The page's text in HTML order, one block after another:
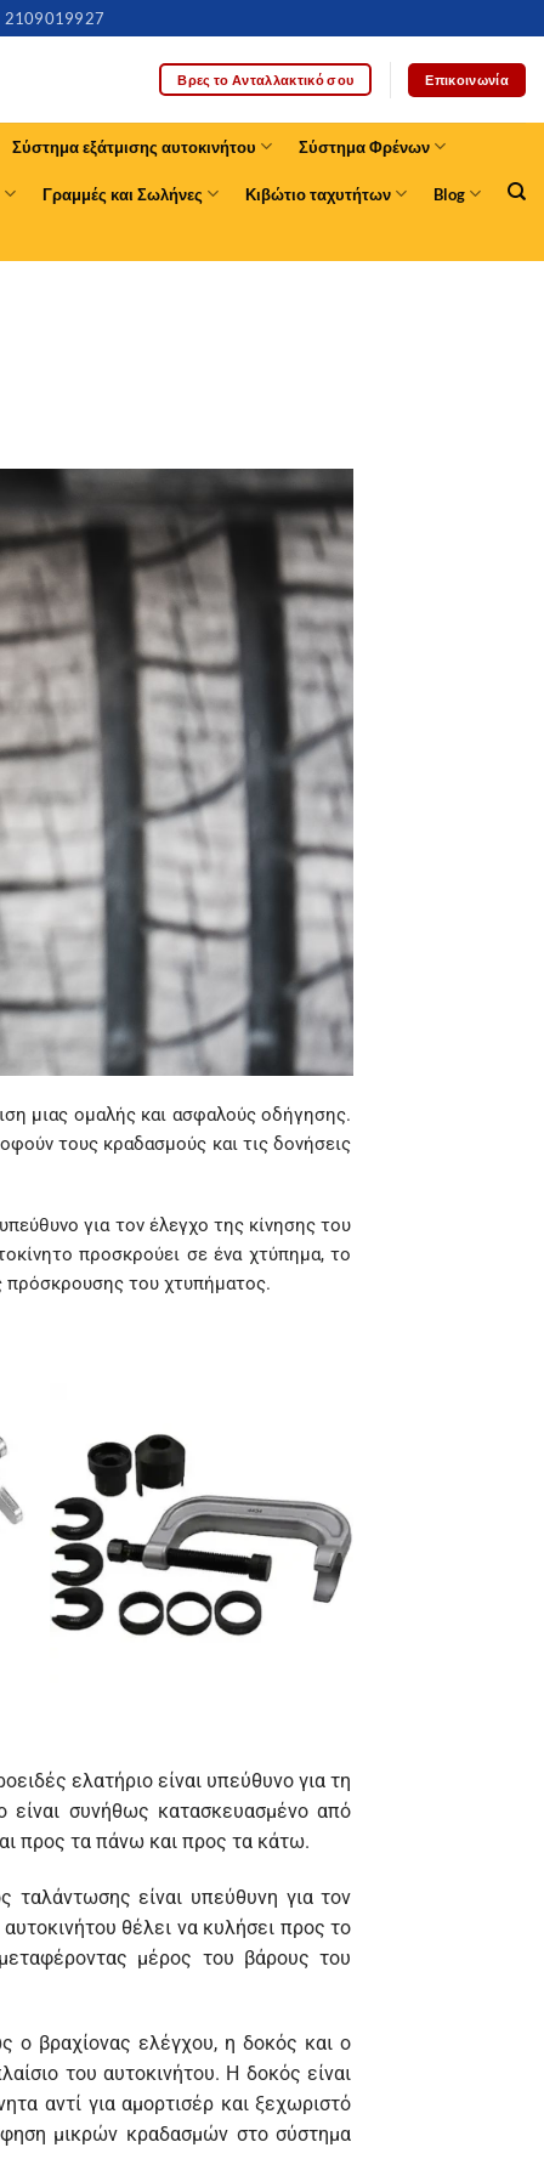
2109019927
Βρες το Ανταλλακτικό σου Επικοινωνία
Σύστημα εξάτμισης αυτοκινήτου Σύστημα Φρένων
Γραμμές και Σωλήνες Κιβώτιο ταχυτήτων Blog
μιας ομαλής και ασφαλούς οδήγησης.
τους κραδασμούς και τις δονήσεις
για τον έλεγχο της κίνησης του
προσκρούει σε ένα χτύπημα, το
πρόσκρουσης του χτυπήματος.
ελατήριο είναι υπεύθυνο για τη
είναι συνήθως κατασκευασμένο από
προς τα πάνω και προς τα κάτω.
ταλάντωσης είναι υπεύθυνη για τον
θέλει να κυλήσει προς το
μέρος του βάρους του
ο βραχίονας ελέγχου, η δοκός και ο
του αυτοκινήτου. Η δοκός είναι
αντί για αμορτισέρ και ξεχωριστό
μικρών κραδασμών στο σύστημα